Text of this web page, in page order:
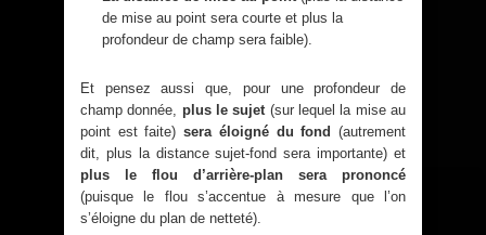
de mise au point sera courte et plus la
profondeur de champ sera faible).
Et pensez aussi que, pour une profondeur de
champ donnée, plus le sujet(sur lequel la mise au
point est faite)sera éloigné du fond (autrement
dit, plus la distance sujet-fond sera importante) et
plus le flou d’arrière-plan sera prononcé
(puisque le flou s’accentue à mesure que l’on
s’éloigne du plan de netteté).